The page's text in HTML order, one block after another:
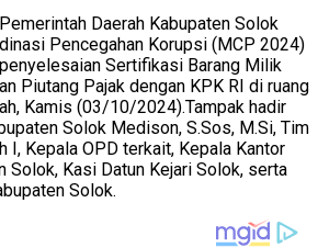
Daerah Kabupaten Solok
Pencegahan Korupsi (MCP 2024)
Sertifikasi Barang Milik
Piutang Pajak dengan KPK RI di ruang
Kamis (03/10/2024).Tampak hadir
Solok Medison, S.Sos, M.Si, Tim
I, Kepala OPD terkait, Kepala Kantor
Solok, Kasi Datun Kejari Solok, serta
Solok.